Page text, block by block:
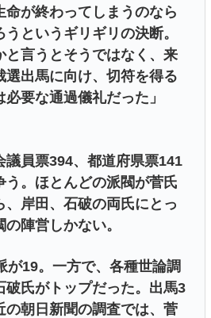
命が終わってしまうのなら
というギリギリの決断。
と言うとそうではなく、来
選出馬に向け、切符を得る
要な通過儀礼だった」
議員票394、都道府県票141
う。ほとんどの派閥が菅氏
、岸田、石破の両氏にとっ
陣営しかない。
が19。一方で、各種世論調
破氏がトップだった。出馬3
の朝日新聞の調査では、菅